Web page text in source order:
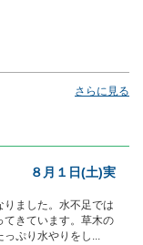
さらに見る
８月１日(土)実
ました。水不足では
てきています。草木の
ぷり水やりをし...